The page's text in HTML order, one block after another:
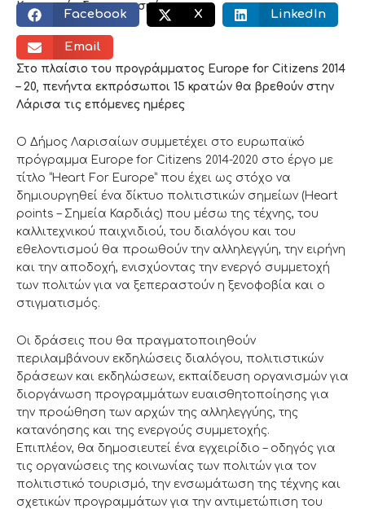
Κοινωνικός διαμοιρασμός:
Facebook X LinkedIn
Email
Στο πλαίσιο του προγράμματος Europe for Citizens 2014
– 20, πενήντα εκπρόσωποι 15 κρατών θα βρεθούν στην
Λάρισα τις επόμενες ημέρες
Ο Δήμος Λαρισαίων συμμετέχει στο ευρωπαϊκό
πρόγραμμα Europe for Citizens 2014-2020 στο έργο με
τίτλο “Heart For Europe” που έχει ως στόχο να
δημιουργηθεί ένα δίκτυο πολιτιστικών σημείων (Heart
points – Σημεία Καρδιάς) που μέσω της τέχνης, του
καλλιτεχνικού παιχνιδιού, του διαλόγου και του
εθελοντισμού θα προωθούν την αλληλεγγύη, την ειρήνη
και την αποδοχή, ενισχύοντας την ενεργό συμμετοχή
των πολιτών για να ξεπεραστούν η ξενοφοβία και ο
στιγματισμός.
Οι δράσεις που θα πραγματοποιηθούν
περιλαμβάνουν εκδηλώσεις διαλόγου, πολιτιστικών
δράσεων και εκδηλώσεων, εκπαίδευση οργανισμών για
διοργάνωση προγραμμάτων ευαισθητοποίησης για
την προώθηση των αρχών της αλληλεγγύης, της
κατανόησης και της ενεργούς συμμετοχής.
Επιπλέον, θα δημοσιευτεί ένα εγχειρίδιο – οδηγός για
τις οργανώσεις της κοινωνίας των πολιτών για τον
πολιτιστικό τουρισμό, την ενσωμάτωση της τέχνης και
σχετικών προγραμμάτων για την αντιμετώπιση του